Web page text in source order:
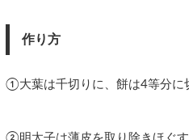
作り方
①大葉は千切りに、餅は4等分に